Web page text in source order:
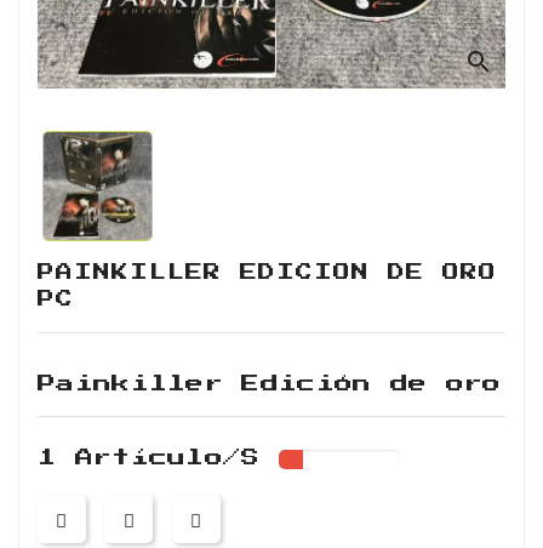
search
PAINKILLER EDICION DE ORO
PC
Painkiller Edición de oro
1 Artículo/s